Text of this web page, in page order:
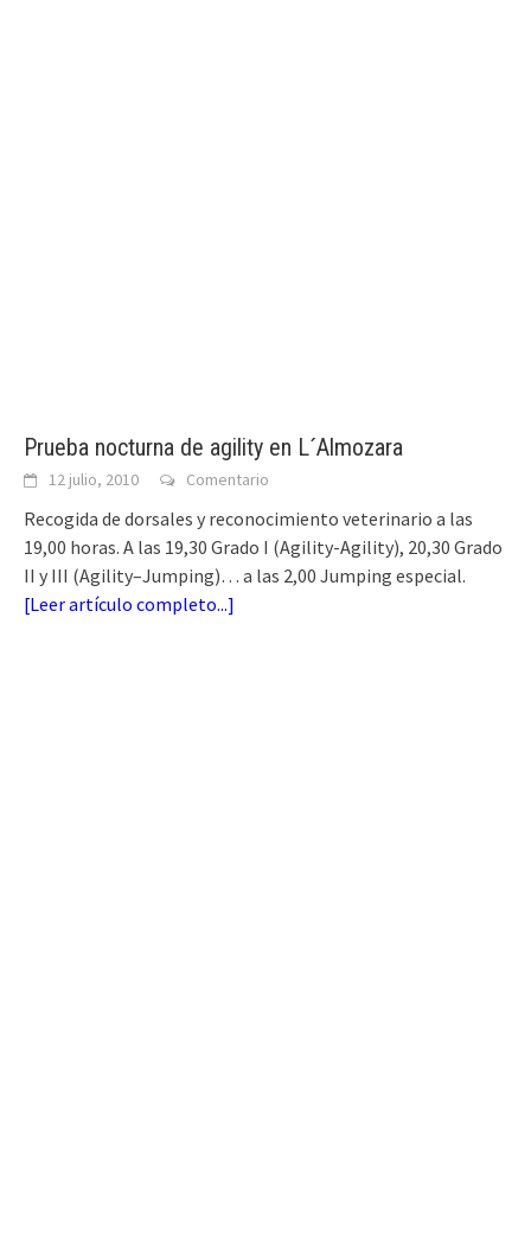
Prueba nocturna de agility en L´Almozara
12 julio, 2010 Comentario
Recogida de dorsales y reconocimiento veterinario a las
19,00 horas. A las 19,30 Grado I (Agility-Agility), 20,30 Grado
II y III (Agility–Jumping)… a las 2,00 Jumping especial.
[Leer artículo completo...]